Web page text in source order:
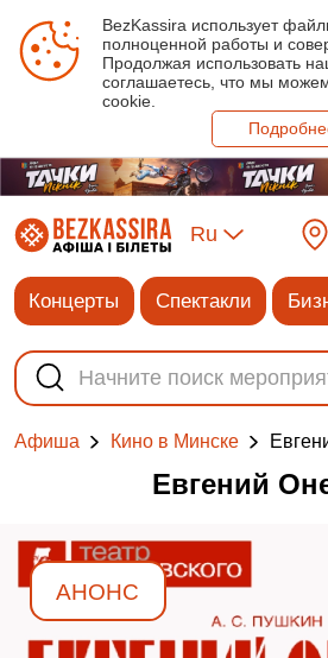
BezKassira использует
полноценной работы и
Продолжая использовать
соглашаетесь, что мы
cookie.
Ru
Концерты Спектакли
Афиша Кино в Минске
Евгений
АНОНС